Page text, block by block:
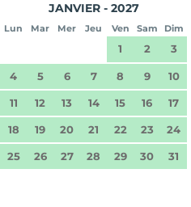
JANVIER - 2027
Lun Mar Mer Jeu Ven Sam Dim
1 2 3
4 5 6 7 8 9 10
11 12 13 14 15 16 17
18 19 20 21 22 23 24
25 26 27 28 29 30 31